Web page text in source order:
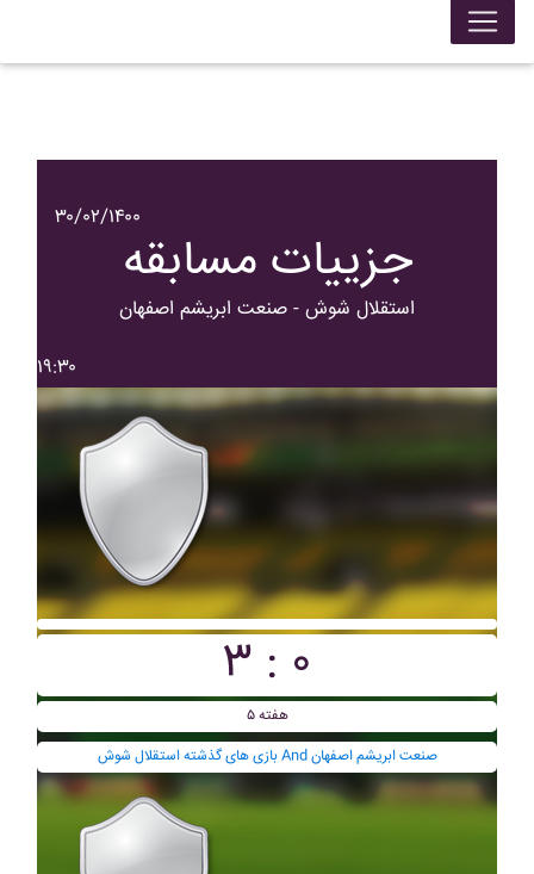
۳۰/۰۲/۱۴۰۰
جزییات مسابقه
استقلال شوش - صنعت ابريشم اصفهان
۱۹:۳۰
۳ : ۰
هفته ۵
بازی های گذشته استقلال شوش And صنعت ابريشم اصفهان